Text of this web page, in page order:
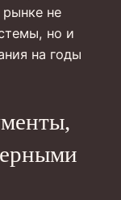
не
но и
на годы